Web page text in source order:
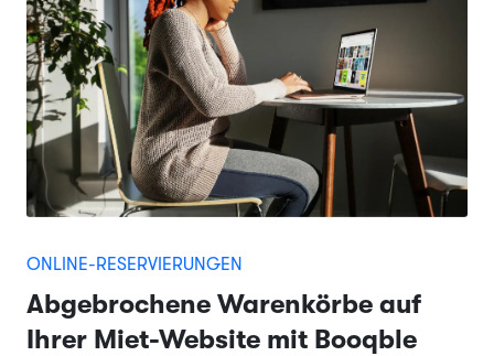
ONLINE-RESERVIERUNGEN
Abgebrochene Warenkörbe auf
Ihrer Miet-Website mit Booqble